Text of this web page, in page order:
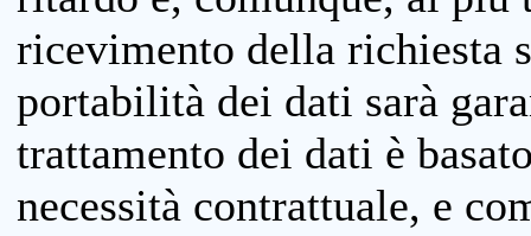
ricevimento della richiesta
portabilità dei dati sarà
trattamento dei dati è
necessità contrattuale, e